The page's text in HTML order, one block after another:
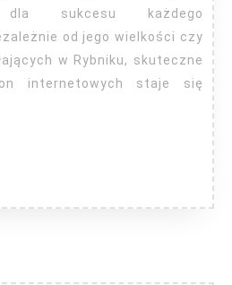
sukcesu każdego
od jego wielkości czy
w Rybniku, skuteczne
internetowych staje się